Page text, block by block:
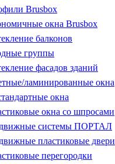
Brusbox
окна Brusbox
балконов
группы
фасадов зданий
ламинированные окна
окна
окна со шпросами
системы ПОРТАЛ
пластиковые двери
перегородки